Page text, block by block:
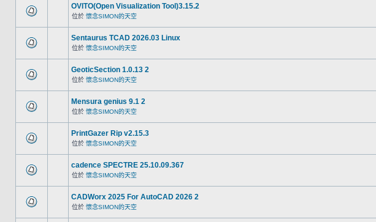
OVITO(Open Visualization Tool)3.15.2
位於 懷念SIMON的天空
Sentaurus TCAD 2026.03 Linux
位於 懷念SIMON的天空
GeoticSection 1.0.13 2
位於 懷念SIMON的天空
Mensura genius 9.1 2
位於 懷念SIMON的天空
PrintGazer Rip v2.15.3
位於 懷念SIMON的天空
cadence SPECTRE 25.10.09.367
位於 懷念SIMON的天空
CADWorx 2025 For AutoCAD 2026 2
位於 懷念SIMON的天空